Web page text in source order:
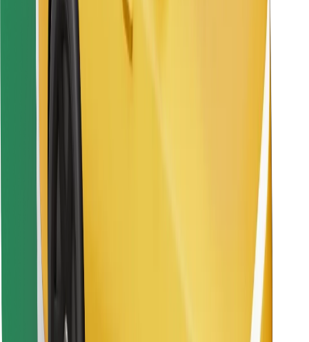
Pronađi svoje najdraže jelo!
Preuzmi aplikaciju Bolt Food